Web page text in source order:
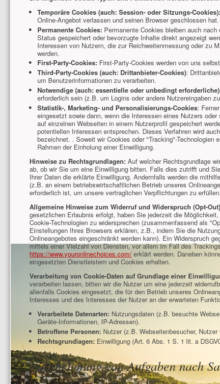
Temporäre Cookies (auch: Session- oder Sitzungs-Cookies):
Online-Angebot verlassen und seinen Browser geschlossen hat.
Permanente Cookies:Permanente Cookies bleiben auch
Status gespeichert oder bevorzugte Inhalte direkt angezeigt
Interessen von Nutzern, die zur Reichweitenmessung oder zu
werden.
First-Party-Cookies:First-Party-Cookies werden von uns
Third-Party-Cookies (auch: Drittanbieter-Cookies):
um Benutzerinformationen zu verarbeiten.
Notwendige (auch: essentielle oder unbedingt
erforderlich sein (z.B. um Logins oder andere Nutzereingaben
Statistik-, Marketing- und Personalisierungs-Cookies:
eingesetzt sowie dann, wenn die Interessen eines Nutzers
auf einzelnen Webseiten in einem Nutzerprofil gespeichert
potentiellen Interessen entsprechen. Dieses Verfahren wird
bezeichnet. . Soweit wir Cookies oder "Tracking"-
Rahmen der Einholung einer Einwilligung.
Hinweise zu Rechtsgrundlagen:Auf welcher Rechtsgrundlage
ab, ob wir Sie um eine Einwilligung bitten. Falls dies zutrifft und
Ihrer Daten die erklärte Einwilligung. Andernfalls werden die
(z.B. an einem betriebswirtschaftlichen Betrieb unseres
erforderlich ist, um unsere vertraglichen Verpflichtungen zu
Allgemeine Hinweise zum Widerruf und Widerspruch (Opt-
gesetzlichen Erlaubnis erfolgt, haben Sie jederzeit die
Cookie-Technologien zu widersprechen (zusammenfassend als
Einstellungen Ihres Browsers erklären, z.B., indem Sie die
Onlineangebotes eingeschränkt werden kann). Ein Widerspruch
mittels einer Vielzahl von Diensten, vor allem im Fall des
https://www.youronlinechoices.com/ erklärt werden. Daneben
eingesetzten Dienstleistern und Cookies erhalten.
Verarbeitung von Cookie-Daten auf Grundlage einer
verarbeiten lassen, bitten wir die Nutzer um eine jederzeit
allenfalls Cookies eingesetzt, die für den Betrieb unseres
Interesses und des Interesses der Nutzer an der erwarteten
Verarbeitete Datenarten: Nutzungsdaten (z.B. besuchte
Geräte-Informationen, IP-Adressen).
Betroffene Personen:Nutzer (z.B. Webseitenbesucher, Nutzer
Rechtsgrundlagen:Einwilligung (Art. 6 Abs. 1 S. 1 lit. a
Wahrnehmung von Aufgaben nach